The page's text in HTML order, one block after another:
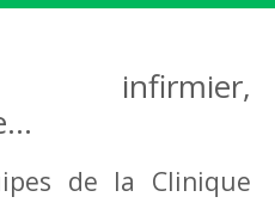
infirmier,
de la Clinique